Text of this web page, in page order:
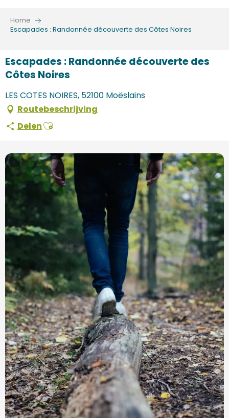
contenu
Home
Escapades : Randonnée découverte des Côtes Noires
Escapades : Randonnée découverte des
Côtes Noires
LES COTES NOIRES, 52100 Moëslains
Routebeschrijving
DelenAjouter aux favoris